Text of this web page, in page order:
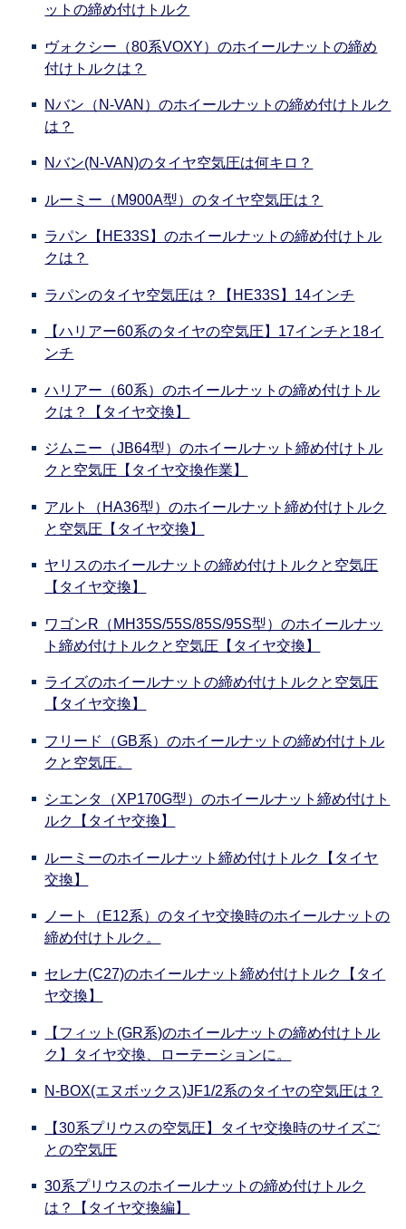
ットの締め付けトルク
ヴォクシー（80系VOXY）のホイールナットの締め
付けトルクは？
Nバン（N-VAN）のホイールナットの締め付けトルク
は？
Nバン(N-VAN)のタイヤ空気圧は何キロ？
ルーミー（M900A型）のタイヤ空気圧は？
ラパン【HE33S】のホイールナットの締め付けトル
クは？
ラパンのタイヤ空気圧は？【HE33S】14インチ
【ハリアー60系のタイヤの空気圧】17インチと18イ
ンチ
ハリアー（60系）のホイールナットの締め付けトル
クは？【タイヤ交換】
ジムニー（JB64型）のホイールナット締め付けトル
クと空気圧【タイヤ交換作業】
アルト（HA36型）のホイールナット締め付けトルク
と空気圧【タイヤ交換】
ヤリスのホイールナットの締め付けトルクと空気圧
【タイヤ交換】
ワゴンR（MH35S/55S/85S/95S型）のホイールナッ
ト締め付けトルクと空気圧【タイヤ交換】
ライズのホイールナットの締め付けトルクと空気圧
【タイヤ交換】
フリード（GB系）のホイールナットの締め付けトル
クと空気圧。
シエンタ（XP170G型）のホイールナット締め付けト
ルク【タイヤ交換】
ルーミーのホイールナット締め付けトルク【タイヤ
交換】
ノート（E12系）のタイヤ交換時のホイールナットの
締め付けトルク。
セレナ(C27)のホイールナット締め付けトルク【タイ
ヤ交換】
【フィット(GR系)のホイールナットの締め付けトル
ク】タイヤ交換、ローテーションに。
N-BOX(エヌボックス)JF1/2系のタイヤの空気圧は？
【30系プリウスの空気圧】タイヤ交換時のサイズご
との空気圧
30系プリウスのホイールナットの締め付けトルク
は？【タイヤ交換編】